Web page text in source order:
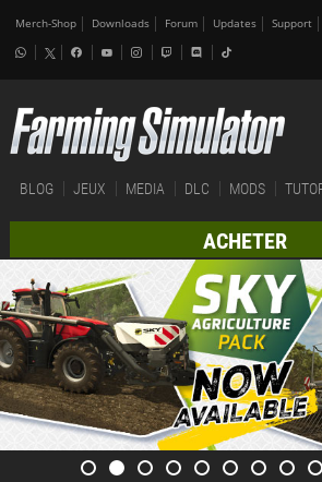
Merch-Shop Downloads Forum Updates Support
BLOG JEUX MEDIA DLC MODS
ACHETER